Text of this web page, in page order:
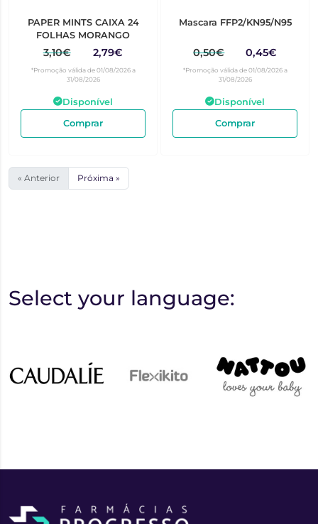
PAPER MINTS CAIXA 24
FOLHAS MORANGO
3,10€ 2,79€
*Promoção válida de 01/08/2026 a
31/08/2026
Disponível
Comprar
Mascara FFP2/KN95/N95
0,50€ 0,45€
*Promoção válida de 01/08/2026 a
31/08/2026
Disponível
Comprar
« Anterior Próxima »
Select your language: